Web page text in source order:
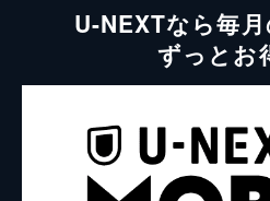
U-NEXTなら毎
ずっとお